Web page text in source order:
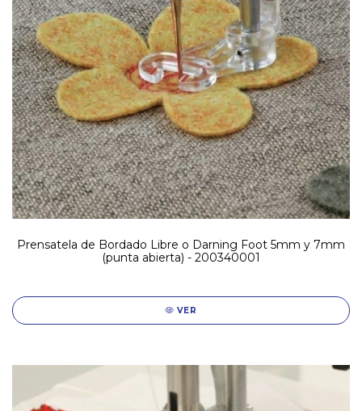
Prensatela de Bordado Libre o Darning Foot 5mm y 7mm
(punta abierta) - 200340001
VER